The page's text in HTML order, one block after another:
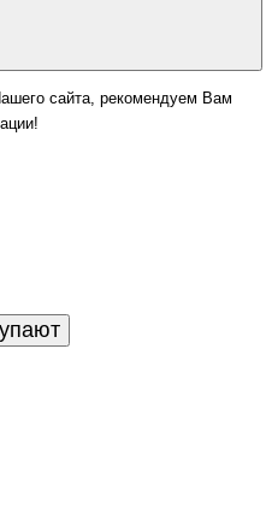
сайта, рекомендуем Вам